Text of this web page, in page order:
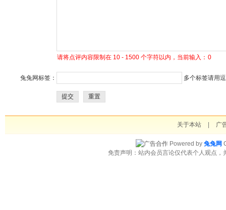
请将点评内容限制在 10 - 1500 个字符以内，当前输入： 0
兔兔网标签： 多个标签请用
提交 重置
关于本站 广
Powered by 兔兔网
免责声明：站内会员言论仅代表个人观点